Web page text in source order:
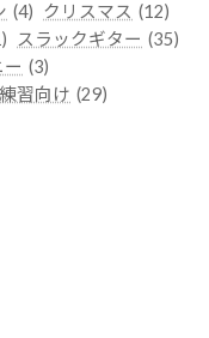
(4) クリスマス (12)
スラックギター (35)
ー (3)
習向け (29)